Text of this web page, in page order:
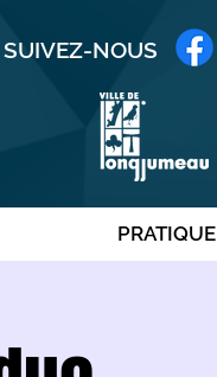
SUIVEZ-NOUS
PRATIQUE